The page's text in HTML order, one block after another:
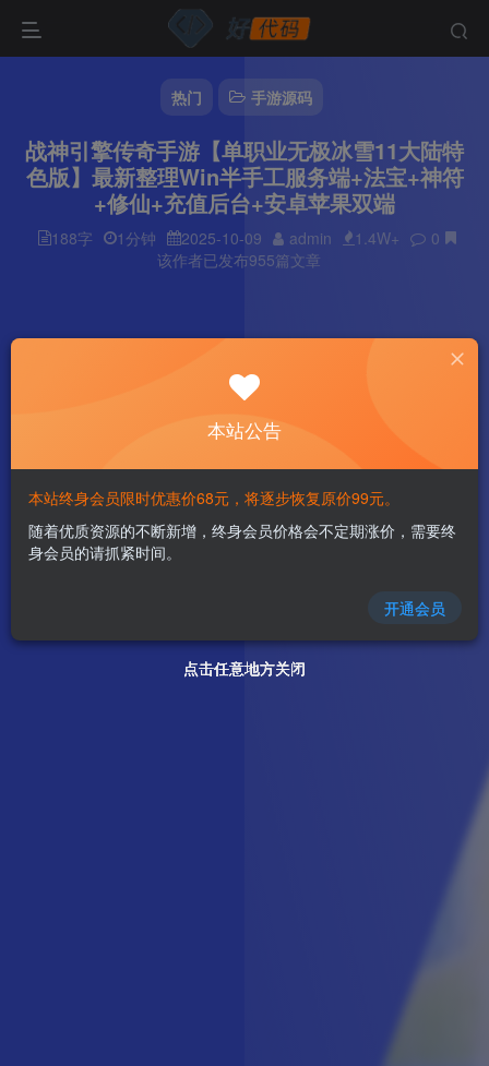
热门 手游源码
战神引擎传奇手游【单职业无极冰雪11大陆特
色版】最新整理Win半手工服务端+法宝+神符
+修仙+充值后台+安卓苹果双端
188字 1分钟 2025-10-09 admin 1.4W+
0
该作者已发布955篇文章
点击任意地方关闭
点击任意地方关闭
点击任意地方关闭
点击任意地方关闭
本站公告
本站终身会员限时优惠价68元，将逐步恢复原价99元。
随着优质资源的不断新增，终身会员价格会不定期涨价，需要终
身会员的请抓紧时间。
开通会员